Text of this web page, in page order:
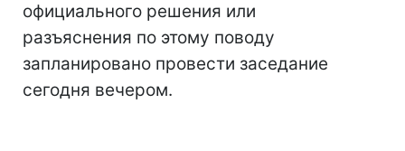
официального решения или
разъяснения по этому поводу
запланировано провести заседание
сегодня вечером.